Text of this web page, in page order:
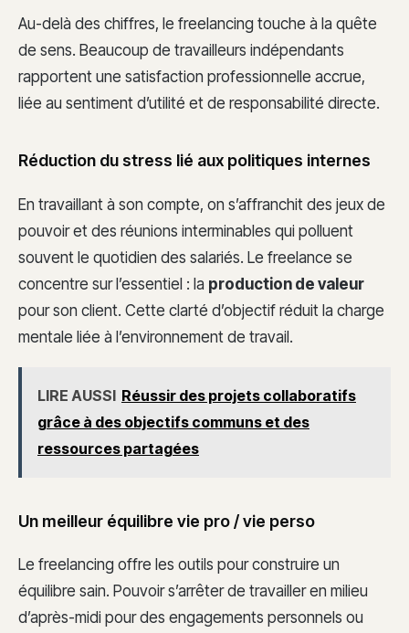
Au-delà des chiffres, le freelancing touche à la quête
de sens. Beaucoup de travailleurs indépendants
rapportent une satisfaction professionnelle accrue,
liée au sentiment d’utilité et de responsabilité directe.
Réduction du stress lié aux politiques internes
En travaillant à son compte, on s’affranchit des jeux de
pouvoir et des réunions interminables qui polluent
souvent le quotidien des salariés. Le freelance se
concentre sur l’essentiel : la production de valeur
pour son client. Cette clarté d’objectif réduit la charge
mentale liée à l’environnement de travail.
LIRE AUSSI Réussir des projets collaboratifs
grâce à des objectifs communs et des
ressources partagées
Un meilleur équilibre vie pro / vie perso
Le freelancing offre les outils pour construire un
équilibre sain. Pouvoir s’arrêter de travailler en milieu
d’après-midi pour des engagements personnels ou